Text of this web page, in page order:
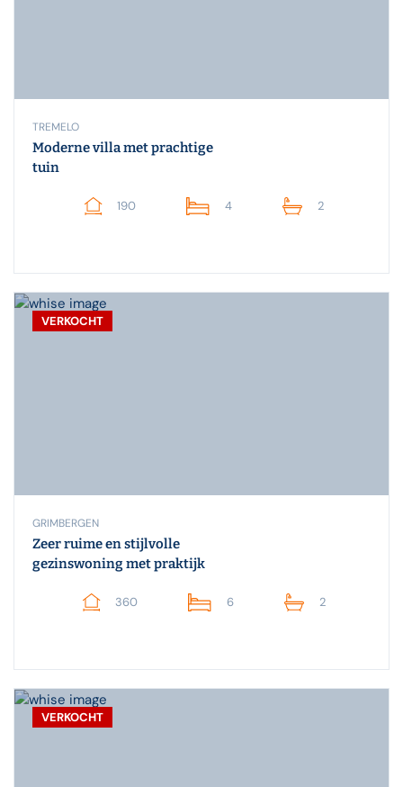
TREMELO
Moderne villa met prachtige
tuin
190 4 2
VERKOCHT
GRIMBERGEN
Zeer ruime en stijlvolle
gezinswoning met praktijk
360 6 2
VERKOCHT